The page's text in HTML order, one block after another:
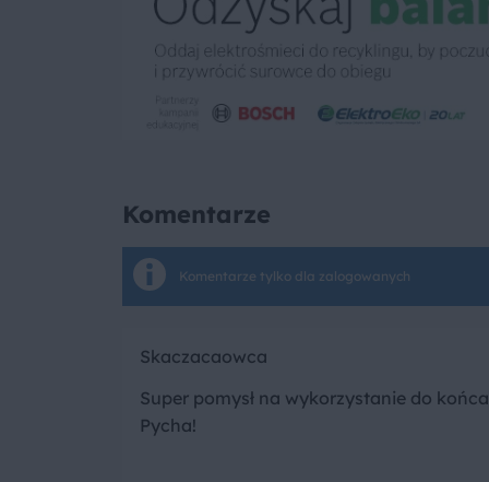
Komentarze
Komentarze tylko dla zalogowanych
Skaczacaowca
Super pomysł na wykorzystanie do
Pycha!